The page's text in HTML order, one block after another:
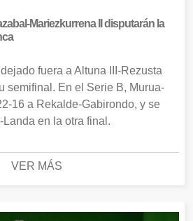
Mariezkurrena II disputarán la
fuera a Altuna III-Rezusta
semifinal. En el Serie B, Murua-
16 a Rekalde-Gabirondo, y se
en la otra final.
VER MÁS